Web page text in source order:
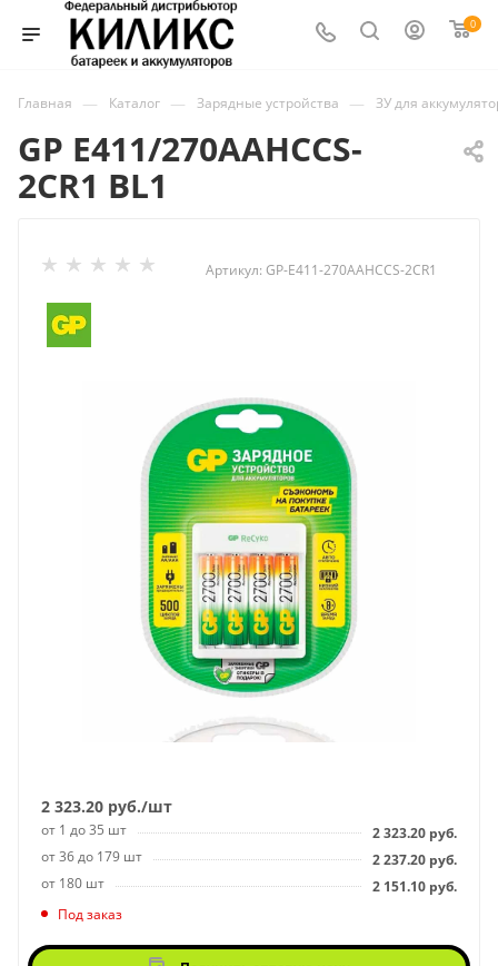
0
Главная — Каталог — Зарядные устройства — ЗУ для
GP E411/270AAHCCS-
2CR1 BL1
Артикул: GP-E411-270AAHCCS-2CR1
2 323.20 руб./шт
от 1 до 35 шт 2 323.20 руб.
от 36 до 179 шт
2 237.20 руб.
от 180 шт
2 151.10 руб.
Под заказ